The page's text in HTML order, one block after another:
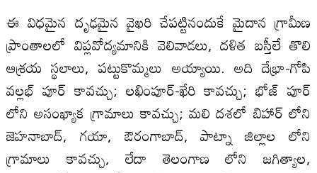
ఈ విధమైన దృఢమైన వైఖరి చేపట్టినందుకే మైదాన గ్రామీణ
ప్రాంతాలలో విప్లవోద్యమానికి వెలివాడలు, దళిత బస్తీలే తొలి
ఆశ్రయ స్థలాలు, పట్టుకొమ్మలు అయ్యాయి. అది దేభ్రా-గోపి
వల్లభ్ పూర్ కావచ్చు; లఖింపూర్-ఖేరి కావచ్చు; భోజ్ పూర్
లోని అసంఖ్యాక గ్రామాలు కావచ్చు; మలి దశలో బిహార్ లోని
జెహనాబాద్, గయా, ఔరంగాబాద్, పాట్నా జిల్లాల లోని
గ్రామాలు కావచ్చు, లేదా తెలంగాణ లోని జగిత్యాల,